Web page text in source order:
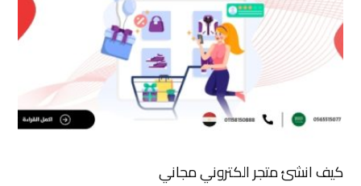
كيف انشئ متجر الكتروني مجاني